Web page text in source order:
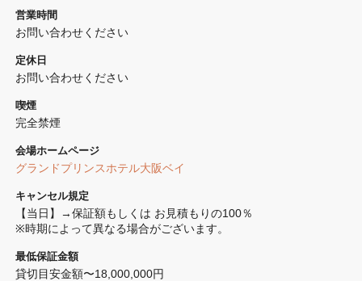
営業時間
お問い合わせください
定休日
お問い合わせください
喫煙
完全禁煙
会場ホームページ
グランドプリンスホテル大阪ベイ
キャンセル規定
【当日】→保証額もしくは お見積もりの100％
※時期によって異なる場合がございます。
最低保証金額
貸切目安金額〜18,000,000円